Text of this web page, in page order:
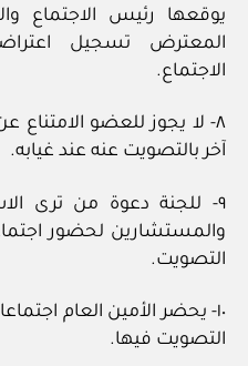
يوقعها رئيس الاجتماع
المعترض تسجيل
الاجتماع.
٨- لا يجوز للعضو
آخر بالتصويت عنه عند غيابه.
٩- للجنة دعوة من ترى
والمستشارين لحضور
التصويت.
١٠- يحضر الأمين العام
التصويت فيها.